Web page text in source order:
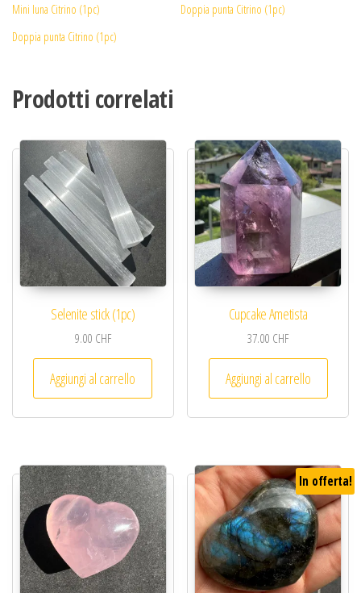
Mini luna Citrino (1pc)
Doppia punta Citrino (1pc)
Doppia punta Citrino (1pc)
Prodotti correlati
Selenite stick (1pc)
9.00 CHF
Aggiungi al carrello
Cupcake Ametista
37.00 CHF
Aggiungi al carrello
In offerta!